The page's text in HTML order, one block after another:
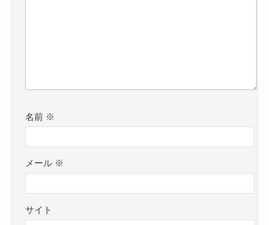
名前 ※
メール ※
サイト